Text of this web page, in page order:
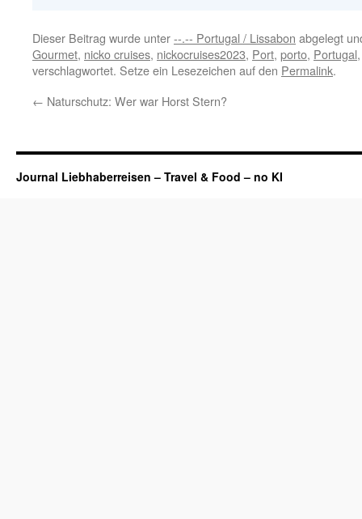
Dieser Beitrag wurde unter--.-- Portugal / Lissabon abgelegt
Gourmet, nicko cruises, nickocruises2023, Port, porto, Portugal
verschlagwortet. Setze ein Lesezeichen auf den Permalink.
← Naturschutz: Wer war Horst Stern?
Journal Liebhaberreisen – Travel & Food – no KI